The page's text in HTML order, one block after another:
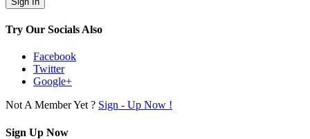
Try Our Socials Also
Facebook
Twitter
Google+
Not A Member Yet ? Sign - Up Now !
Sign Up Now